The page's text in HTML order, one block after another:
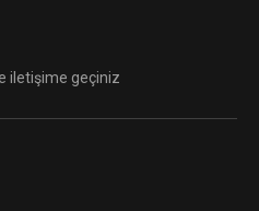
iletişime geçiniz